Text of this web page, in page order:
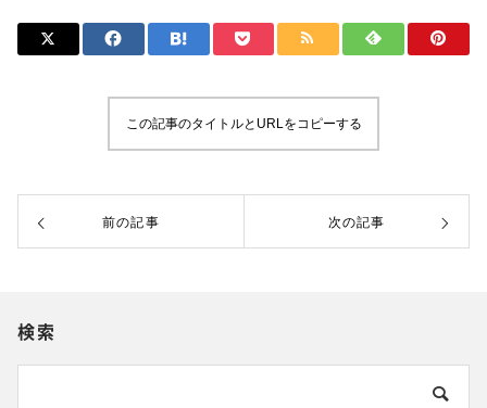
この記事のタイトルとURLをコピーする
前の記事 次の記事
検索